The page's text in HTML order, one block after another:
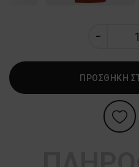
ΠΡΟΣΘΗΚΗ